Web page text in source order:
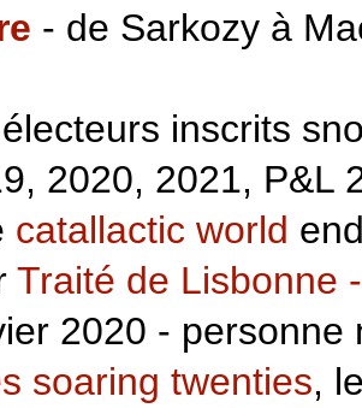
- de Sarkozy à
inscrits
2020, 2021, P&L
catallactic world
Traité de Lisbonne
2020 -
soaring twenties,